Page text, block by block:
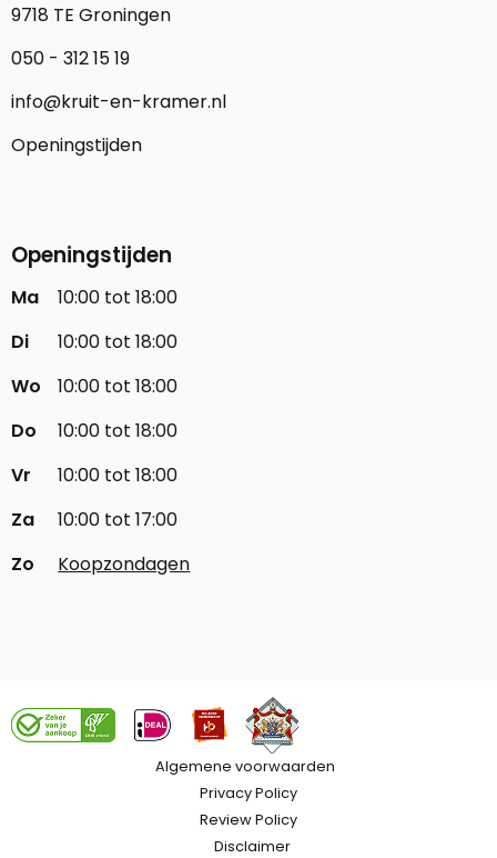
9718 TE Groningen
050 - 312 15 19
info@kruit-en-kramer.nl
Openingstijden
Openingstijden
Ma
10:00 tot 18:00
Di
10:00 tot 18:00
Wo
10:00 tot 18:00
Do
10:00 tot 18:00
Vr
10:00 tot 18:00
Za
10:00 tot 17:00
Zo
Koopzondagen
Algemene voorwaarden
Privacy Policy
Review Policy
Disclaimer